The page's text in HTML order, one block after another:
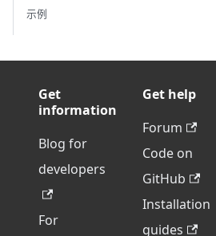
示例
Get
information
Blog for
developers
For
Get help
Forum
Code on
GitHub
Installation
guides